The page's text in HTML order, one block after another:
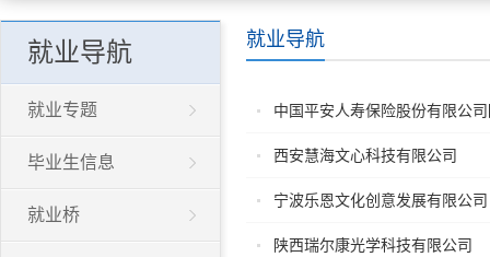
就业导航
中国平安人寿保险股份有限公
西安慧海文心科技有限公司
宁波乐恩文化创意发展有限公司
陕西瑞尔康光学科技有限公司
就业导航
就业专题
毕业生信息
就业桥